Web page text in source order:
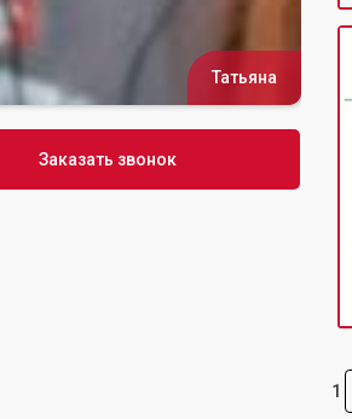
Сусана
Заказать звонок
1